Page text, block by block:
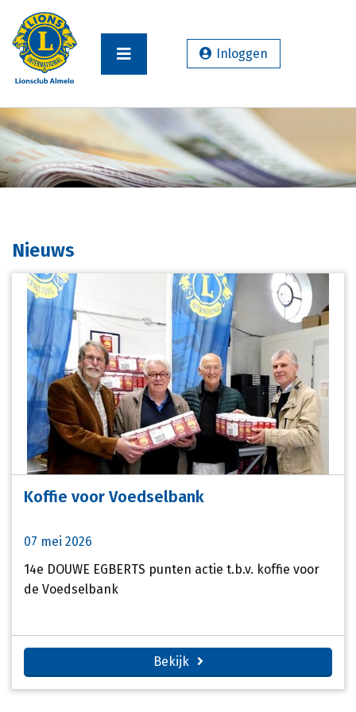
Inloggen
Nieuws
Koffie voor Voedselbank
07 mei 2026
14e DOUWE EGBERTS punten actie t.b.v. koffie voor
de Voedselbank
Bekijk